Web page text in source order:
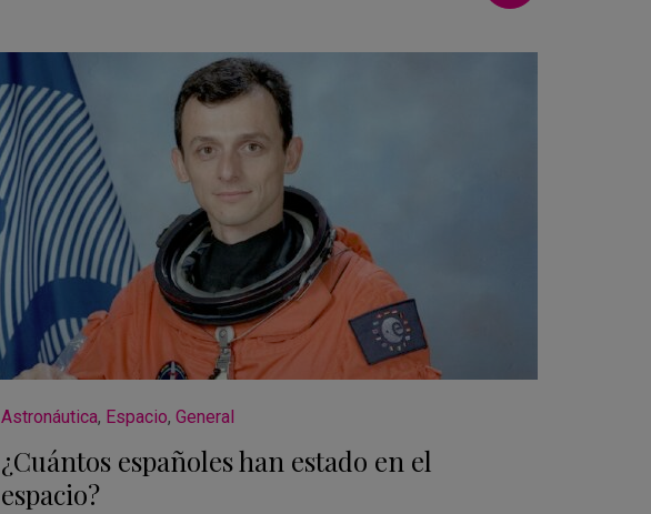
Astronáutica, Espacio, General
¿Cuántos españoles han estado en el
espacio?